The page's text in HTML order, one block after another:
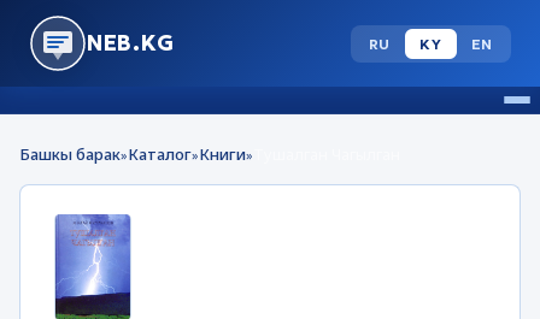
NEB.KG RU KY EN
Башкы барак»Каталог»Книги»